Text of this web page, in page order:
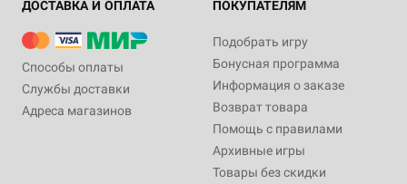
ДОСТАВКА И ОПЛАТА
Способы оплаты
Службы доставки
Адреса магазинов
ПОКУПАТЕЛЯМ
Подобрать игру
Бонусная программа
Информация о заказе
Возврат товара
Помощь с правилами
Архивные игры
Товары без скидки